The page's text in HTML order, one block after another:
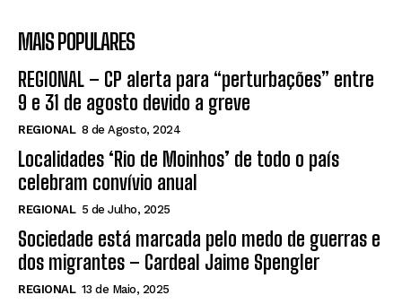
MAIS POPULARES
REGIONAL – CP alerta para “perturbações” entre
9 e 31 de agosto devido a greve
REGIONAL 8 de Agosto, 2024
Localidades ‘Rio de Moinhos’ de todo o país
celebram convívio anual
REGIONAL 5 de Julho, 2025
Sociedade está marcada pelo medo de guerras e
dos migrantes – Cardeal Jaime Spengler
REGIONAL 13 de Maio, 2025